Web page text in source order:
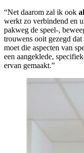
“Net daarom zal ik ook
werkt zo verbindend en
pakweg de speel-,
trouwens ooit gezegd
moet die aspecten van
een aangeklede,
ervan gemaakt.”